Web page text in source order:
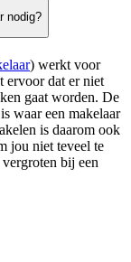
nodig?
) werkt voor
ervoor dat er niet
gaat worden. De
waar een makelaar
is daarom ook
jou niet teveel te
bij een